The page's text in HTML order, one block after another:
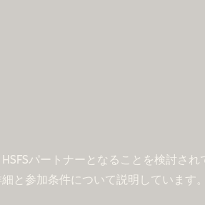
パートナーとなることを検討され
と参加条件について説明しています。